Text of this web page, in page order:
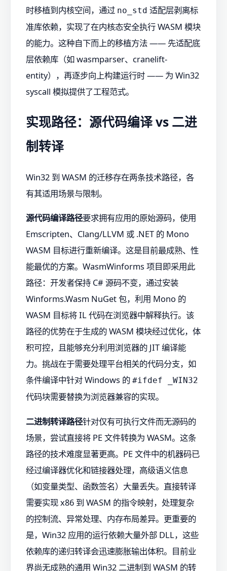
时移植到内核空间，通过 no_std 适配层剥离标
准库依赖，实现了在内核态安全执行 WASM 模块
的能力。这种自下而上的移植方法 —— 先适配底
层依赖库（如 wasmparser、cranelift-
entity），再逐步向上构建运行时 —— 为 Win32
syscall 模拟提供了工程范式。
实现路径：源代码编译 vs 二进
制转译
Win32 到 WASM 的迁移存在两条技术路径，各
有其适用场景与限制。
源代码编译路径要求拥有应用的原始源码，使用
Emscripten、Clang/LLVM 或 .NET 的 Mono
WASM 目标进行重新编译。这是目前最成熟、性
能最优的方案。WasmWinforms 项目即采用此
路径：开发者保持 C# 源码不变，通过安装
Winforms.Wasm NuGet 包，利用 Mono 的
WASM 目标将 IL 代码在浏览器中解释执行。该
路径的优势在于生成的 WASM 模块经过优化，体
积可控，且能够充分利用浏览器的 JIT 编译能
力。挑战在于需要处理平台相关的代码分支，如
条件编译中针对 Windows 的 #ifdef _WIN32
代码块需要替换为浏览器兼容的实现。
二进制转译路径针对仅有可执行文件而无源码的
场景，尝试直接将 PE 文件转换为 WASM。这条
路径的技术难度显著更高。PE 文件中的机器码已
经过编译器优化和链接器处理，高级语义信息
（如变量类型、函数签名）大量丢失。直接转译
需要实现 x86 到 WASM 的指令映射，处理复杂
的控制流、异常处理、内存布局差异。更重要的
是，Win32 应用的运行依赖大量外部 DLL，这些
依赖库的递归转译会迅速膨胀输出体积。目前业
界尚无成熟的通用 Win32 二进制到 WASM 的转